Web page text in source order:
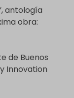
antología
obra:
de Buenos
Innovation